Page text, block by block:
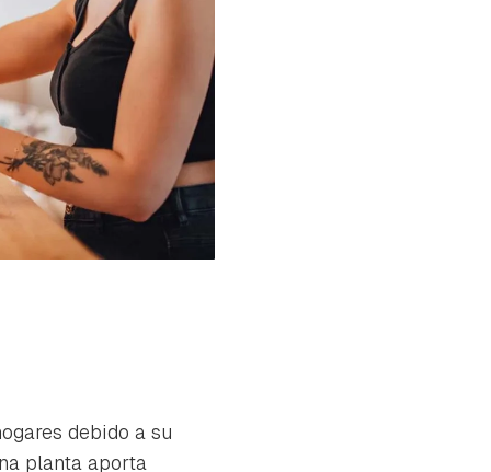
debido a su
planta aporta